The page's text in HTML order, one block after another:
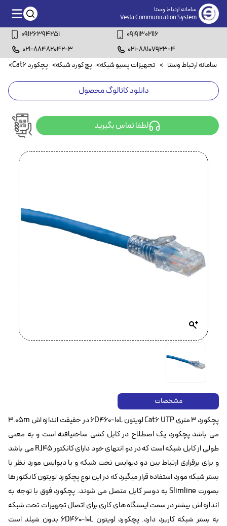
سامانه ارتباط وستا
Vesta Communication System
09126394251
09191302116
021-88482042-3
021-88107923-4
سامانه ارتباط وستا > تجهیزات پسیو شبکه> پچ کورد شبکه> پچکورد Cat6 >
دانلود کاتالوگ محصول
لطفا تماس بگیرید
مشخصات
پچکورد ۳ متری Cat6 UTP لویتون 6D460-10L در حقیقت اندازه اش 3.05m
می باشد پچکورد یک اصطلاح در کابل کشی ساختیافته است و به معنی
طولی از کابل شبکه است که در دو انتهای خود دارای کانکتور RJ45 می باشد
و برای برقراری ارتباط بین دو دیوایس تحت شبکه و یا دیوایس مورد نظر با
بستر شبکه مورد استفاده قرار میگیرد که در این نوع پچکورد لویتون کانکتور ها
بصورت Slimline به دوسر کابل متصل می شوند. پچکورد فوق با توجه به
اندازه اش بیشتر در سمت ایستگاه های کاری برای اتصال تجهیزات تحت شبکه
به بستر شبکه کاربرد دارد. پچکورد لویتون 6D460-10L‌ بدون شیلد است